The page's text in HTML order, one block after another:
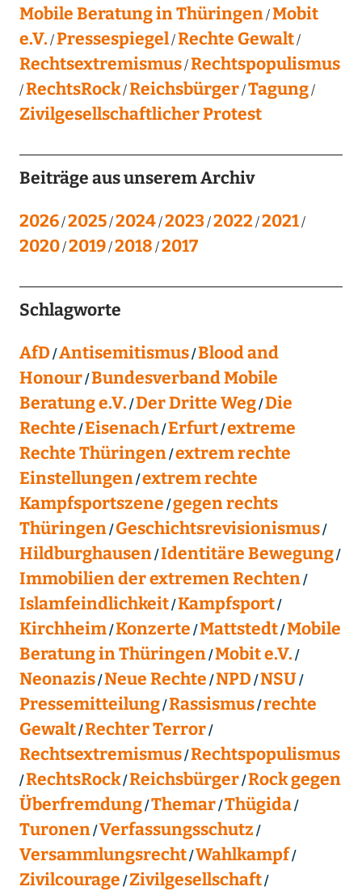
Mobile Beratung in Thüringen Mobit
e.V. Pressespiegel Rechte Gewalt
Rechtsextremismus Rechtspopulismus
RechtsRock Reichsbürger Tagung
Zivilgesellschaftlicher Protest
Beiträge aus unserem Archiv
2026 2025 2024 2023 2022 2021
2020 2019 2018 2017
Schlagworte
AfD Antisemitismus Blood and
Honour Bundesverband Mobile
Beratung e.V. Der Dritte Weg Die
Rechte Eisenach Erfurt extreme
Rechte Thüringen extrem rechte
Einstellungen extrem rechte
Kampfsportszene gegen rechts
Thüringen Geschichtsrevisionismus
Hildburghausen Identitäre Bewegung
Immobilien der extremen Rechten
Islamfeindlichkeit Kampfsport
Kirchheim Konzerte Mattstedt Mobile
Beratung in Thüringen Mobit e.V.
Neonazis Neue Rechte NPD NSU
Pressemitteilung Rassismus rechte
Gewalt Rechter Terror
Rechtsextremismus Rechtspopulismus
RechtsRock Reichsbürger Rock gegen
Überfremdung Themar Thügida
Turonen Verfassungsschutz
Versammlungsrecht Wahlkampf
Zivilcourage Zivilgesellschaft